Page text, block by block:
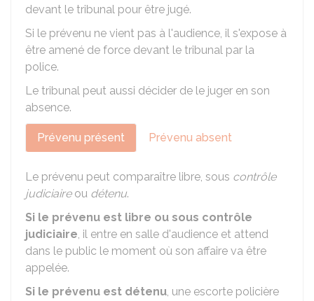
devant le tribunal pour être jugé.
Si le prévenu ne vient pas à l'audience, il s'expose à
être amené de force devant le tribunal par la
police.
Le tribunal peut aussi décider de le juger en son
absence.
Prévenu présent Prévenu absent
Le prévenu peut comparaître libre, sous contrôle
judiciaireou détenu.
Si le prévenu est libre ou sous contrôle
judiciaire, il entre en salle d'audience et attend
dans le public le moment où son affaire va être
appelée.
Si le prévenu est détenu, une escorte policière